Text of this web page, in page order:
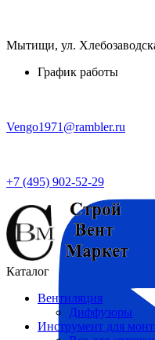
Мытищи, ул.
График работы
Vengo1971@rambler.ru
+7 (495) 902-52-29
Каталог
Вентиляция
Диффузоры
Инструмент для